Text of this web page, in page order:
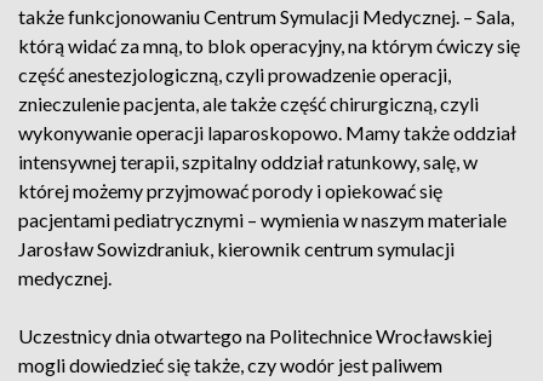
także funkcjonowaniu Centrum Symulacji Medycznej. – Sala,
którą widać za mną, to blok operacyjny, na którym ćwiczy się
część anestezjologiczną, czyli prowadzenie operacji,
znieczulenie pacjenta, ale także część chirurgiczną, czyli
wykonywanie operacji laparoskopowo. Mamy także oddział
intensywnej terapii, szpitalny oddział ratunkowy, salę, w
której możemy przyjmować porody i opiekować się
pacjentami pediatrycznymi – wymienia w naszym materiale
Jarosław Sowizdraniuk, kierownik centrum symulacji
medycznej.
Uczestnicy dnia otwartego na Politechnice Wrocławskiej
mogli dowiedzieć się także, czy wodór jest paliwem